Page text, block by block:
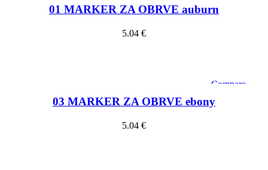
Add to wishlist
01 MARKER ZA OBRVE auburn
5.04 €
Compare
Add to wishlist
03 MARKER ZA OBRVE ebony
5.04 €